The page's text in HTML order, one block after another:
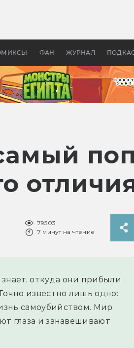
ФАН ЖУРНАЛ
бы «Властелина
79503
7 минут на чтение
откуда они прибыли
известно лишь одно:
самоубийством. Мир
глаза и занавешивают